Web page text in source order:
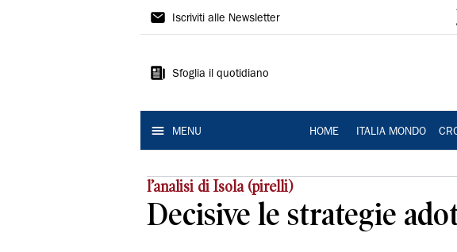
La
Ferrara
Iscriviti alle Newsletter
Sfoglia il quotidiano
MENU HOME ITALIA MONDO
l’analisi di Isola (pirelli)
Decisive le strategie